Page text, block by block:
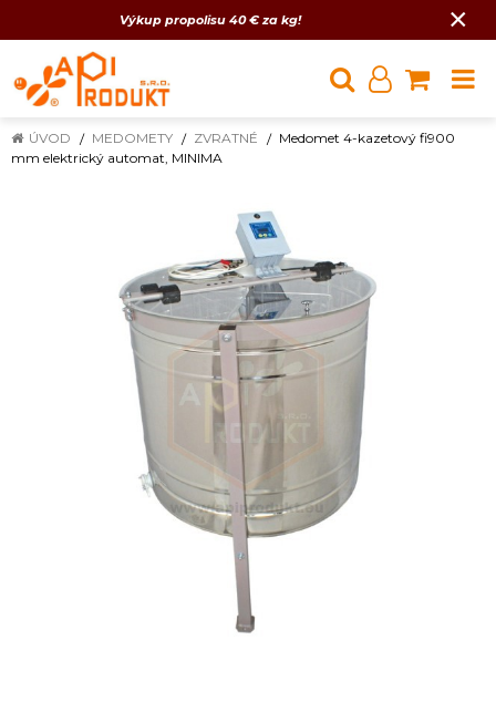
Výkup propolisu 40 € za kg! ×
ÚVOD MEDOMETY ZVRATNÉ
Medomet 4-kazetový fi900
mm elektrický automat, MINIMA